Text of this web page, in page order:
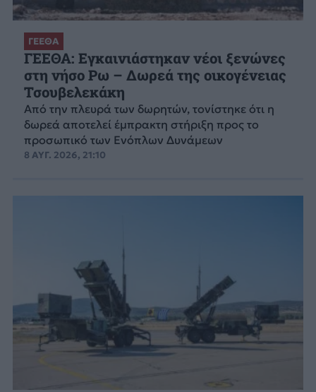
ΓΕΕΘΑ
ΓΕΕΘΑ: Εγκαινιάστηκαν νέοι ξενώνες
στη νήσο Ρω – Δωρεά της οικογένειας
Τσουβελεκάκη
Από την πλευρά των δωρητών, τονίστηκε ότι η
δωρεά αποτελεί έμπρακτη στήριξη προς το
προσωπικό των Ενόπλων Δυνάμεων
8 ΑΥΓ. 2026, 21:10